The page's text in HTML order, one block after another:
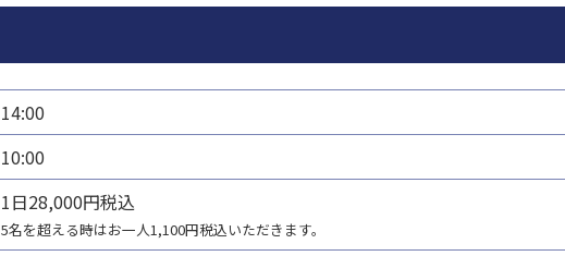
14:00
10:00
1日28,000円税込
5名を超える時はお一人1,100円税込いただきます。